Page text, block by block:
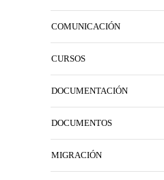
COMUNICACIÓN
CURSOS
DOCUMENTACIÓN
DOCUMENTOS
MIGRACIÓN